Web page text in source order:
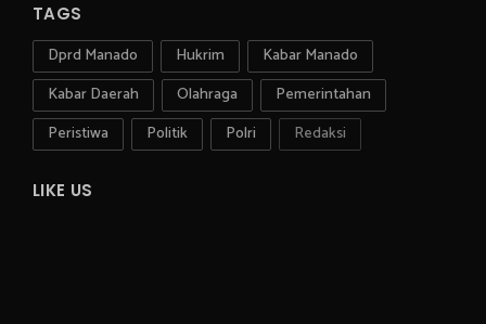
TAGS
Dprd Manado Hukrim
Kabar Manado
Kabar Daerah
Olahraga
Pemerintahan
Peristiwa
Politik Polri Redaksi
LIKE US